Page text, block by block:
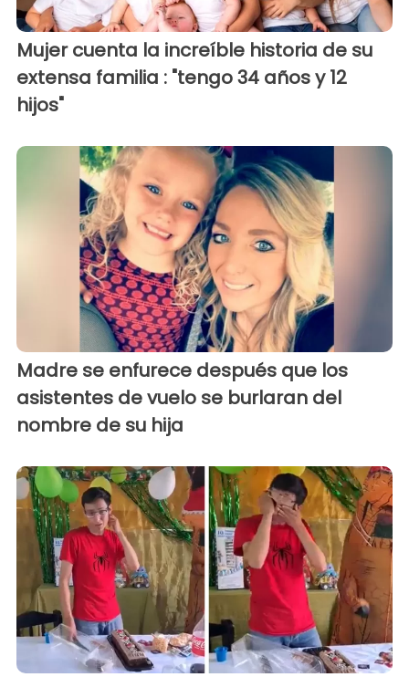
Mujer cuenta la increíble historia de su
extensa familia : "tengo 34 años y 12
hijos"
Madre se enfurece después que los
asistentes de vuelo se burlaran del
nombre de su hija